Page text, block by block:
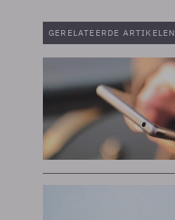
GERELATEERDE ARTIKELEN